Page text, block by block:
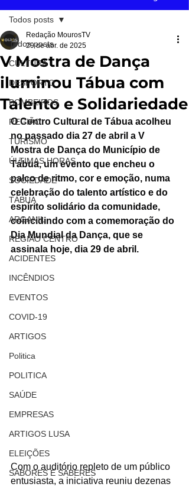
Todos posts
CULTURA
DESPORTO
BOMBEIROS
REGIÃO
TURISMO
ÚLTIMAS HORAS
SOCIEDADE
TÁBUA
ARGANIL
REGIÃO CENTRO
ACIDENTES
INCÊNDIOS
EVENTOS
COVID-19
ARTIGOS
Politica
POLITICA
SAÚDE
EMPRESAS
ARTIGOS LUSA
ELEIÇÕES
SABORES E SABERES
Todos posts
V Mostra de Dança
iluminou Tábua com
Talento e Solidariedade
Redação MourosTV
29 de abr. de 2025
O Centro Cultural de Tábua acolheu
no passado dia 27 de abril a V
Mostra de Dança do Município de
Tábua, um evento que encheu o
palco de ritmo, cor e emoção, numa
celebração do talento artístico e do
espírito solidário da comunidade,
coincidindo com a comemoração do
Dia Mundial da Dança, que se
assinala hoje, dia 29 de abril.
Com o auditório repleto de um público
entusiasta, a iniciativa reuniu dezenas